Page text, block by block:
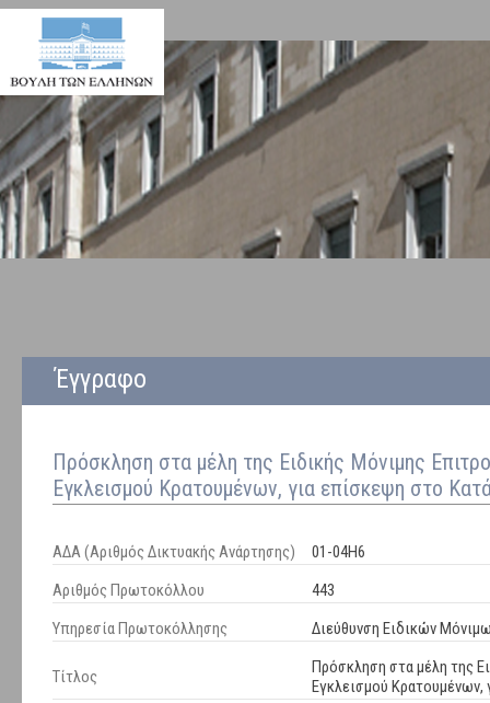
Έγγραφο
Πρόσκληση στα μέλη της Ειδικής Μόνιμης
Εγκλεισμού Κρατουμένων, για επίσκεψη στο
ΑΔΑ (Αριθμός Δικτυακής Ανάρτησης)
01-04Η6
Αριθμός Πρωτοκόλλου
443
Υπηρεσία Πρωτοκόλλησης
Διεύθυνση Ειδικών
Τίτλος
Πρόσκληση στα μέλη της
Εγκλεισμού